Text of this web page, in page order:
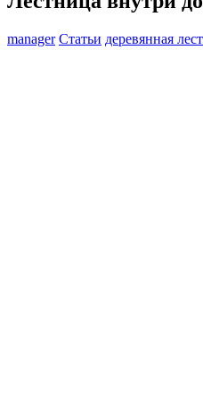
manager Статьи деревянная